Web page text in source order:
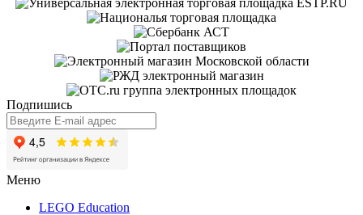
Подпишись
Меню
LEGO Education